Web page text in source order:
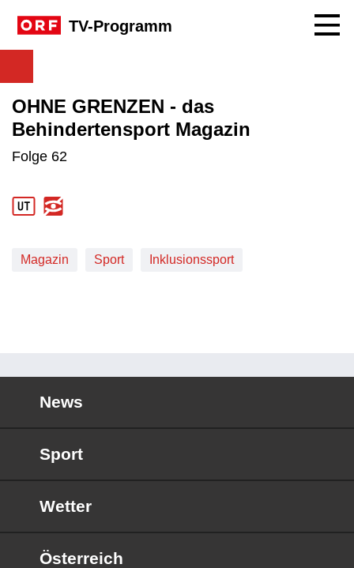
TV-Programm
OHNE GRENZEN - das
Behindertensport Magazin
Folge 62
Magazin Sport Inklusionssport
News
Sport
Wetter
Österreich